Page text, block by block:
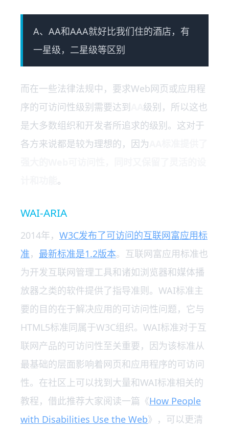
A、AA和AAA就好比我们住的酒店，有
一星级，二星级等区别
而在一些法律法规中，要求Web网页或应用程
序的可访问性级别需要达到
级别，所以这也
是大多数组织和开发者所追求的级别。这对于
各方来说都是较为理想的，因为
。
WAI-ARIA
2014年， W3C发布了可访问的互联网富应用标
准， 最新标准是1.2版本。互联网富应用标准也
为开发互联网管理工具和诸如浏览器和媒体播
放器之类的软件提供了指导准则。WAI标准主
要的目的在于解决应用的可访问性问题，它与
HTML5标准同属于W3C组织。WAI标准对于互
联网产品的可访问性至关重要，因为该标准从
最基础的层面影响着网页和应用程序的可访问
性。在社区上可以找到大量和WAI标准相关的
教程，借此推荐大家阅读一篇《How People
with Disabilities Use the Web》，可以更清